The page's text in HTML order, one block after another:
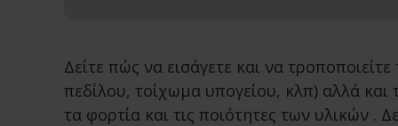
Δείτε πώς να εισάγετε και να
πεδίλου, τοίχωμα υπογείου, κλπ) αλλά
τα φορτία και τις ποιότητες των υλικών .